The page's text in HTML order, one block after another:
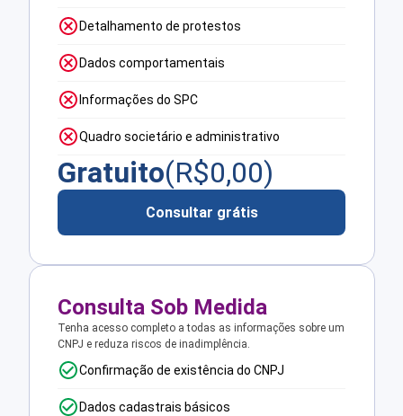
Detalhamento de protestos
Dados comportamentais
Informações do SPC
Quadro societário e administrativo
Gratuito(R$0,00)
Consultar grátis
Consulta Sob Medida
Tenha acesso completo a todas as informações sobre um
CNPJ e reduza riscos de inadimplência.
Confirmação de existência do CNPJ
Dados cadastrais básicos